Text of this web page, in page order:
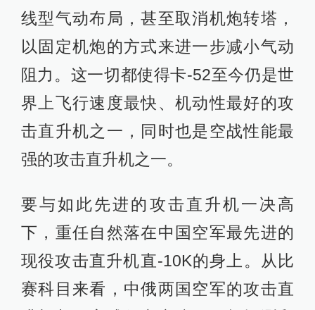
线型气动布局，甚至取消机炮转塔，
以固定机炮的方式来进一步减小气动
阻力。这一切都使得卡-52至今仍是世
界上飞行速度最快、机动性最好的攻
击直升机之一，同时也是空战性能最
强的攻击直升机之一。
要与如此先进的攻击直升机一决高
下，重任自然落在中国空军最先进的
现役攻击直升机直-10K的身上。从比
赛科目来看，中俄两国空军的攻击直